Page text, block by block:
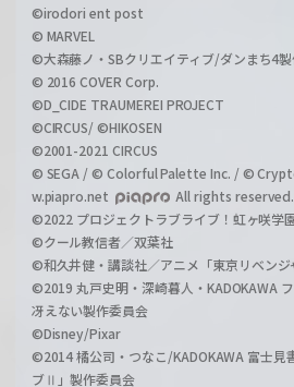
©irodori ent post
© MARVEL
©大森藤ノ・SBクリエイティブ/ダンまち4
© 2016 COVER Corp.
©D_CIDE TRAUMEREI PROJECT
©CIRCUS/ ©HIKOSEN
©2001-2021 CIRCUS
© SEGA / © Colorful Palette Inc. / ©
w.piapro.net
All rights reserved.
©2022 プロジェクトラブライブ！虹ヶ咲学
©クール教信者／双葉社
©和久井健・講談社／アニメ「東京リベンジ
©2019 丸戸史明・深崎暮人・KADOKAWA
冴えない製作委員会
©Disney/Pixar
©2014 橘公司・つなこ/KADOKAWA 富士見
ブⅡ」製作委員会